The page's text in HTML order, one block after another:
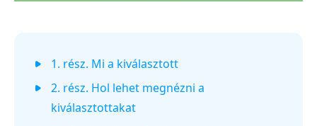
1. rész. Mi a kiválasztott
2. rész. Hol lehet megnézni a
kiválasztottakat